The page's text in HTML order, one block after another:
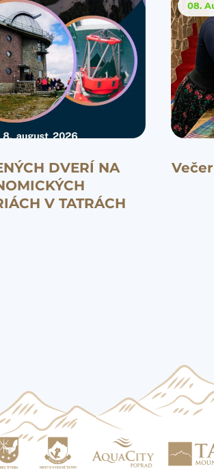
DVERÍ NA
V TATRÁCH
08.